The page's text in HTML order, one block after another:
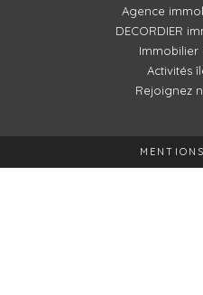
Agence
DECORDIER
Immobilier
Activités
Rejoignez